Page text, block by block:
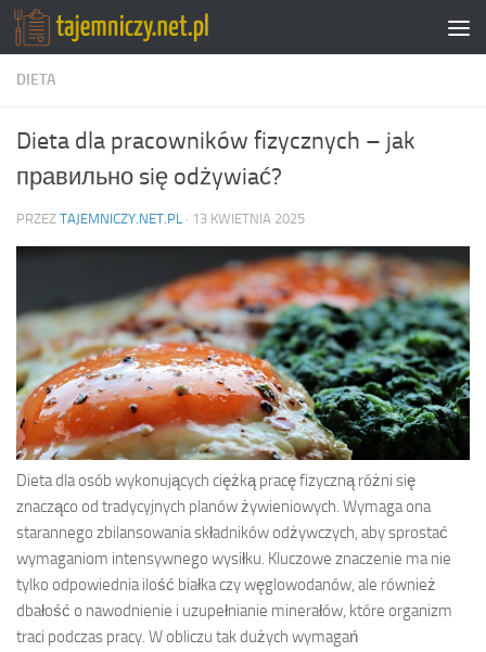
Przejdź do treści
DIETA
Dieta dla pracowników fizycznych – jak
правильно się odżywiać?
PRZEZ TAJEMNICZY.NET.PL · 13 KWIETNIA 2025
Dieta dla osób wykonujących ciężką pracę fizyczną różni się
znacząco od tradycyjnych planów żywieniowych. Wymaga ona
starannego zbilansowania składników odżywczych, aby sprostać
wymaganiom intensywnego wysiłku. Kluczowe znaczenie ma nie
tylko odpowiednia ilość białka czy węglowodanów, ale również
dbałość o nawodnienie i uzupełnianie minerałów, które organizm
traci podczas pracy. W obliczu tak dużych wymagań